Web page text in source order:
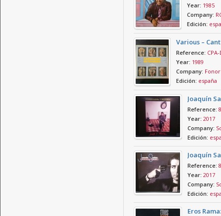
Year: 1985
Company:
Edición:
Various –
Reference:
Year: 1989
Company:
Edición: españa
Joaquín
Reference:
Year: 2017
Company:
Edición:
Joaquín
Reference:
Year: 2017
Company:
Edición:
Eros